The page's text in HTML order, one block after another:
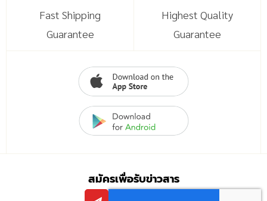
Fast Shipping
Guarantee
Highest Quality
Guarantee
สมัครเพื่อรับข่าวสาร